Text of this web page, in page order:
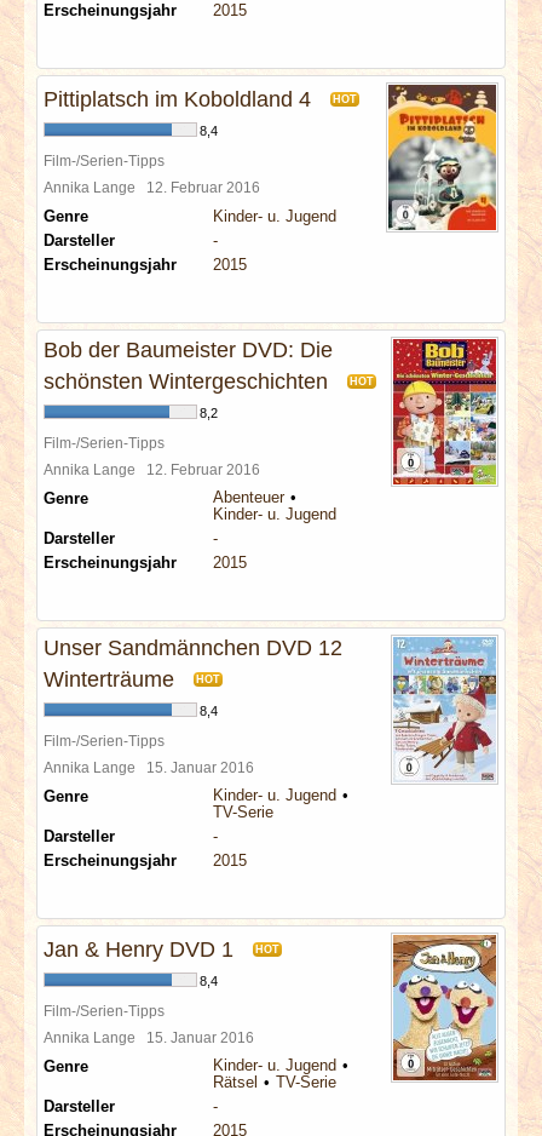
Erscheinungsjahr
2015
Pittiplatsch im Koboldland 4 HOT
8,4
Film-/Serien-Tipps
Annika Lange 12. Februar 2016
Genre
Kinder- u. Jugend
Darsteller
-
Erscheinungsjahr
2015
Bob der Baumeister DVD: Die
schönsten Wintergeschichten
HOT
8,2
Film-/Serien-Tipps
Annika Lange 12. Februar 2016
Genre
Abenteuer
Kinder- u. Jugend
Darsteller
-
Erscheinungsjahr
2015
Unser Sandmännchen DVD 12
Winterträume
HOT
8,4
Film-/Serien-Tipps
Annika Lange 15. Januar 2016
Genre
Kinder- u. Jugend
TV-Serie
Darsteller
-
Erscheinungsjahr
2015
Jan & Henry DVD 1 HOT
8,4
Film-/Serien-Tipps
Annika Lange 15. Januar 2016
Genre
Kinder- u. Jugend
Rätsel
TV-Serie
Darsteller
-
Erscheinungsjahr
2015